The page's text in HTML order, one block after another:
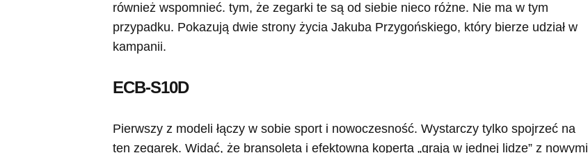
również wspomnieć. tym, że zegarki te są od siebie nieco różne. Nie ma w tym
przypadku. Pokazują dwie strony życia Jakuba Przygońskiego, który bierze udział w
kampanii.
ECB-S10D
Pierwszy z modeli łączy w sobie sport i nowoczesność. Wystarczy tylko spojrzeć na
ten zegarek. Widać, że bransoleta i efektowna koperta „grają w jednej lidze” z nowymi